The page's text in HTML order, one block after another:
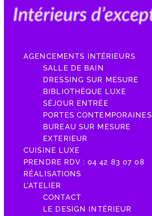
AGENCEMENTS INTÉRIEURS
SALLE DE BAIN
DRESSING SUR MESURE
BIBLIOTHÈQUE LUXE
SÉJOUR ENTRÉE
PORTES CONTEMPORAINES
BUREAU SUR MESURE
EXTERIEUR
CUISINE LUXE
PRENDRE RDV : 04 42 83 07 08
RÉALISATIONS
L’ATELIER
CONTACT
LE DESIGN INTÉRIEUR